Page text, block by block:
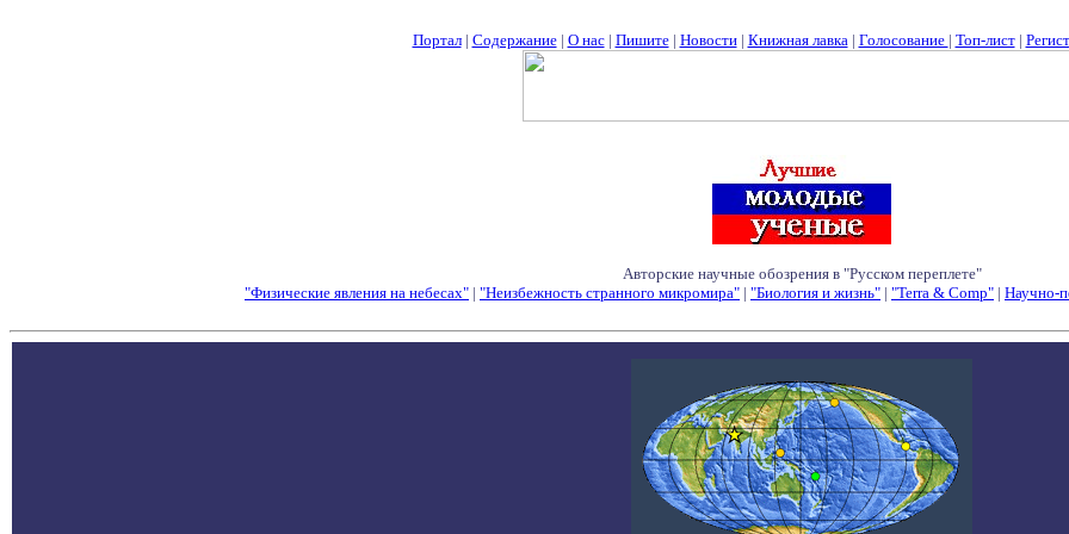
Портал| Содержание| О нас| Пишите| Новости| Книжная лавка| Голосование | Топ-лист|
Авторские научные обозрения в "Русском переплете"
"Физические явления на небесах" | "Неизбежность странного микромира" | "Биология и жизнь" | "Terra & Comp" | Научно-